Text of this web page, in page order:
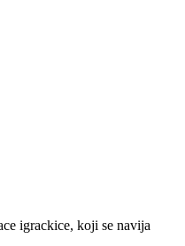
igrackice, koji se navija